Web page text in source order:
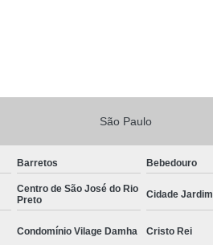
São Paulo
Barretos Bebedouro
Centro de São José do Rio
Preto
Cidade Jardim
Condomínio Vilage Damha Cristo Rei